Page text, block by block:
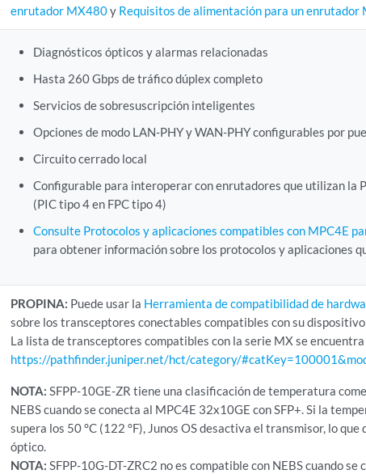
enrutador MX480y Requisitos de alimentación para un enrutador
Diagnósticos ópticos y alarmas relacionadas
Hasta 260 Gbps de tráfico dúplex completo
Servicios de sobresuscripción inteligentes
Opciones de modo LAN-PHY y WAN-PHY configurables por
Circuito cerrado local
Configurable para interoperar con enrutadores que utilizan la
(PIC tipo 4 en FPC tipo 4)
Consulte Protocolos y aplicaciones compatibles con MPC4E
para obtener información sobre los protocolos y aplicaciones
PROPINA: Puede usar la Herramienta de compatibilidad de
sobre los transceptores conectables compatibles con su
La lista de transceptores compatibles con la serie MX se encuentra
https://pathfinder.juniper.net/hct/category/
NOTA: SFPP-10GE-ZR tiene una clasificación de temperatura
NEBS cuando se conecta al MPC4E 32x10GE con SFP+. Si la
supera los 50 °C (122 °F), Junos OS desactiva el transmisor, lo
óptico.
NOTA: SFPP-10G-DT-ZRC2 no es compatible con NEBS cuando